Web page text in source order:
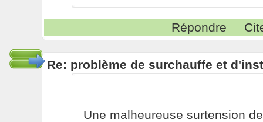
Répondre
Re: problème de surchauffe et
Une malheureuse surtension